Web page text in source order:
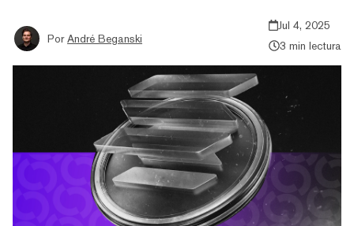
Por André Beganski
Jul 4, 2025
3 min lectura